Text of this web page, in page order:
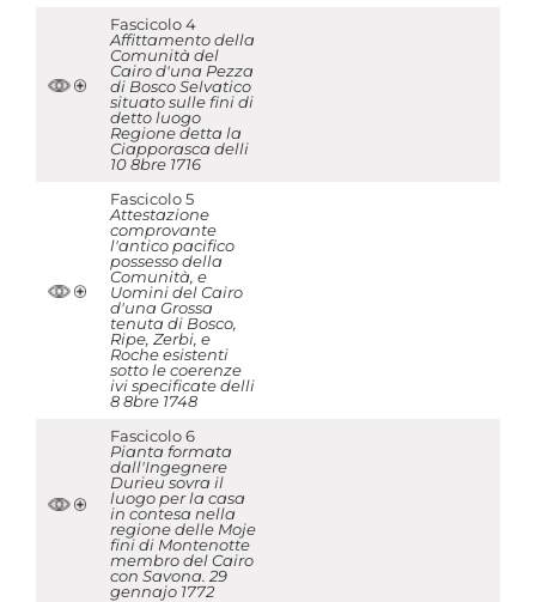
Fascicolo 4
Affittamento della
Comunità del
Cairo d'una Pezza
di Bosco Selvatico
situato sulle fini di
detto luogo
Regione detta la
Ciapporasca delli
10 8bre 1716
Fascicolo 5
Attestazione
comprovante
l'antico pacifico
possesso della
Comunità, e
Uomini del Cairo
d'una Grossa
tenuta di Bosco,
Ripe, Zerbi, e
Roche esistenti
sotto le coerenze
ivi specificate delli
8 8bre 1748
Fascicolo 6
Pianta formata
dall'Ingegnere
Durieu sovra il
luogo per la casa
in contesa nella
regione delle Moje
fini di Montenotte
membro del Cairo
con Savona. 29
gennajo 1772